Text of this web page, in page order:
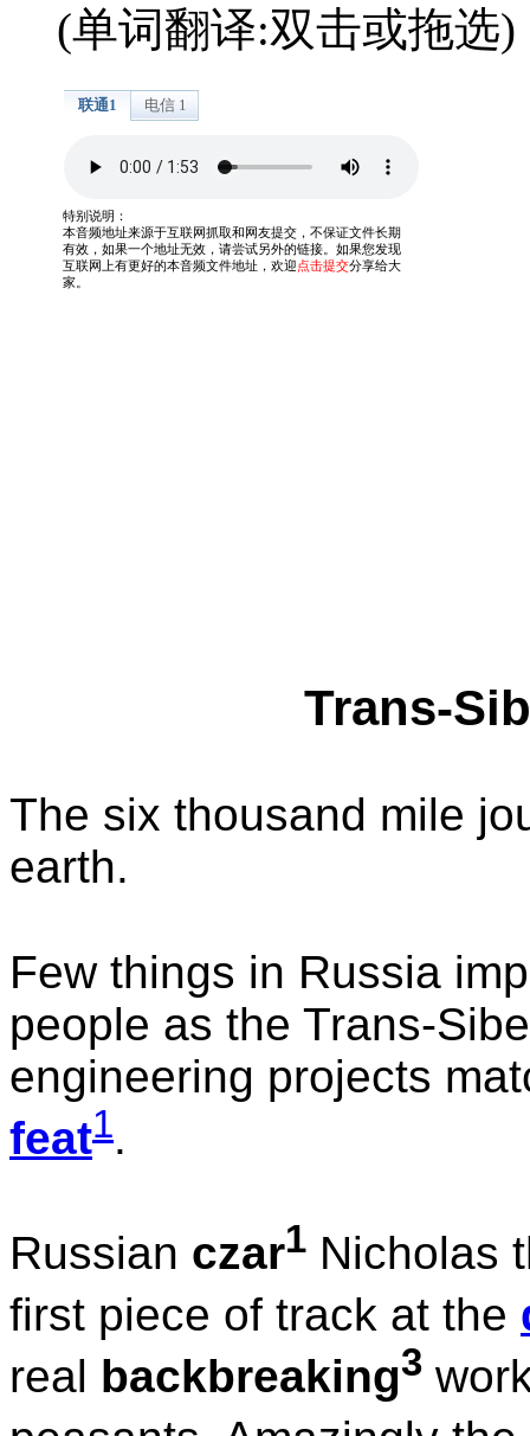
(单词翻译:双击或拖选)
Trans-
The six thousand mile
earth.
Few things in Russia
people as the Trans-
engineering projects
feat1.
Russian czar1 Nicholas
first piece of track at the
real backbreaking3